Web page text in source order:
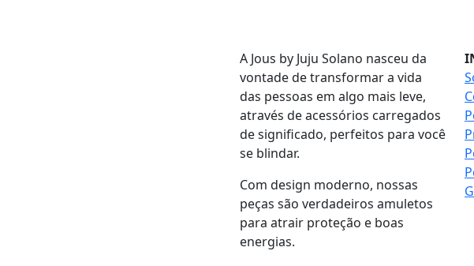
A Jous by Juju Solano nasceu da
vontade de transformar a vida
das pessoas em algo mais leve,
através de acessórios carregados
de significado, perfeitos para você
se blindar.
Com design moderno, nossas
peças são verdadeiros amuletos
para atrair proteção e boas
energias.